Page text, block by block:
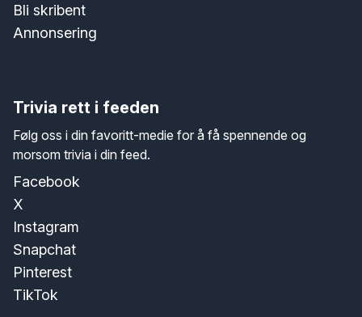
Bli skribent
Annonsering
Trivia rett i feeden
Følg oss i din favoritt-medie for å få spennende og
morsom trivia i din feed.
Facebook
X
Instagram
Snapchat
Pinterest
TikTok